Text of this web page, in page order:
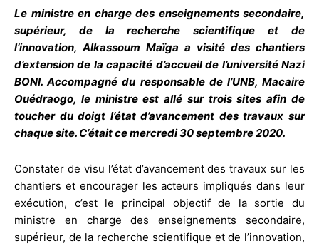
Le ministre en charge des enseignements secondaire,
supérieur, de la recherche scientifique et de
l’innovation, Alkassoum Maïga a visité des chantiers
d’extension de la capacité d’accueil de l’université Nazi
BONI. Accompagné du responsable de l’UNB, Macaire
Ouédraogo, le ministre est allé sur trois sites afin de
toucher du doigt l’état d’avancement des travaux sur
chaque site. C’était ce mercredi 30 septembre 2020.
Constater de visu l’état d’avancement des travaux sur les
chantiers et encourager les acteurs impliqués dans leur
exécution, c’est le principal objectif de la sortie du
ministre en charge des enseignements secondaire,
supérieur, de la recherche scientifique et de l’innovation,